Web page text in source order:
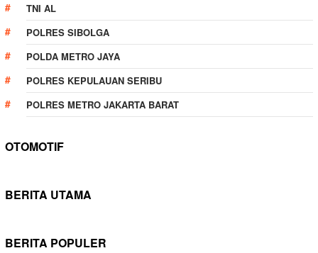
TNI AL
POLRES SIBOLGA
POLDA METRO JAYA
POLRES KEPULAUAN SERIBU
POLRES METRO JAKARTA BARAT
OTOMOTIF
BERITA UTAMA
BERITA POPULER